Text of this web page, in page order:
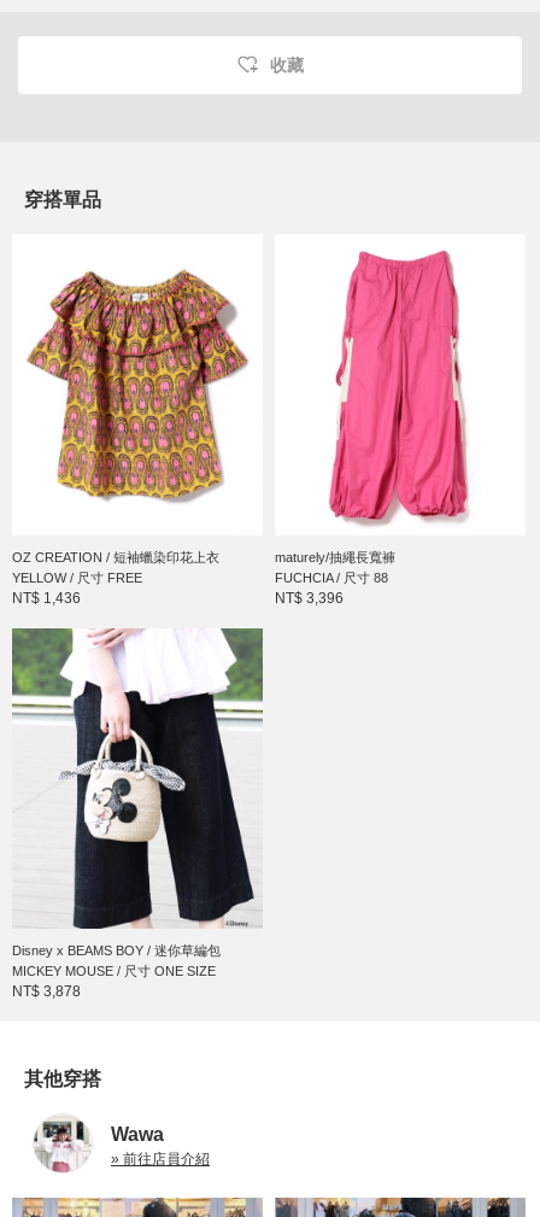
收藏
穿搭單品
OZ CREATION / 短袖蠟染印花上衣
YELLOW / 尺寸 FREE
NT$ 1,436
maturely/抽繩長寬褲
FUCHCIA / 尺寸 88
NT$ 3,396
Disney x BEAMS BOY / 迷你草編包
MICKEY MOUSE / 尺寸 ONE SIZE
NT$ 3,878
其他穿搭
Wawa
» 前往店員介紹